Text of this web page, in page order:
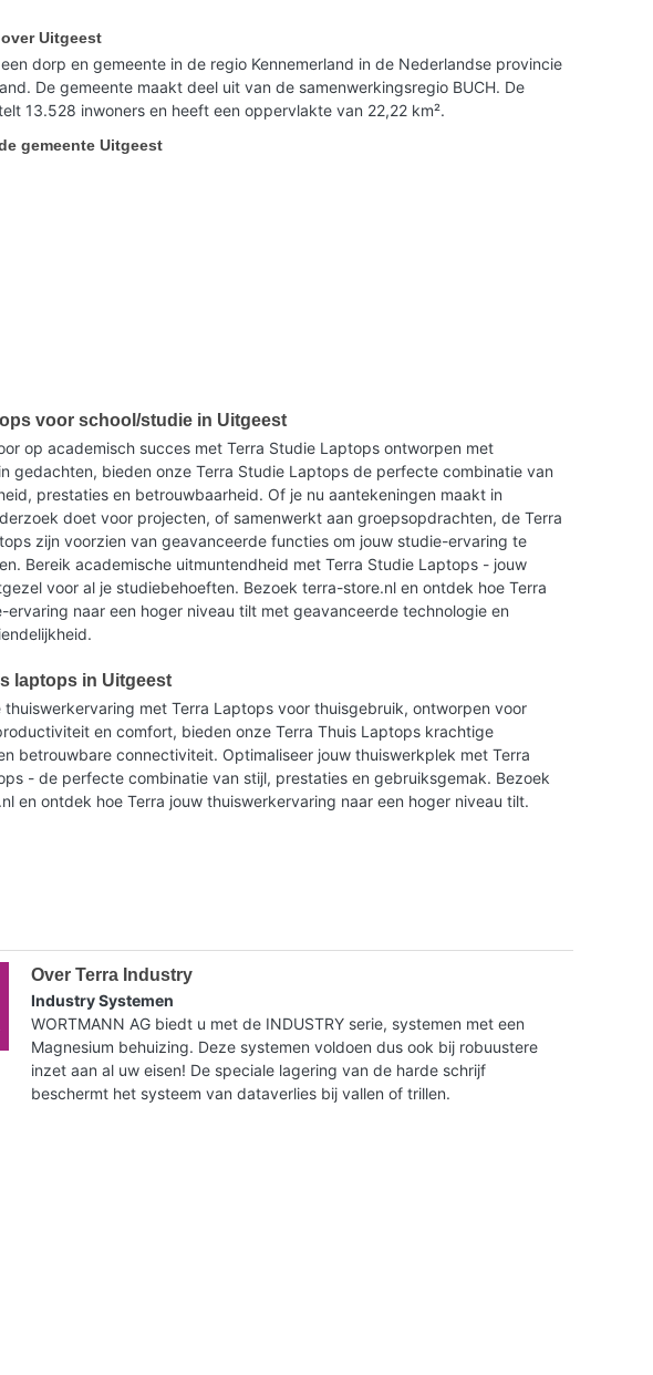
Uitgeest
dorp en gemeente in de regio Kennemerland in de Nederlandse provincie
De gemeente maakt deel uit van de samenwerkingsregio BUCH. De
13.528 inwoners en heeft een oppervlakte van 22,22 km².
gemeente Uitgeest
voor school/studie in Uitgeest
op academisch succes met Terra Studie Laptops ontworpen met
gedachten, bieden onze Terra Studie Laptops de perfecte combinatie van
prestaties en betrouwbaarheid. Of je nu aantekeningen maakt in
doet voor projecten, of samenwerkt aan groepsopdrachten, de Terra
zijn voorzien van geavanceerde functies om jouw studie-ervaring te
Bereik academische uitmuntendheid met Terra Studie Laptops - jouw
voor al je studiebehoeften. Bezoek terra-store.nl en ontdek hoe Terra
ervaring naar een hoger niveau tilt met geavanceerde technologie en
laptops in Uitgeest
thuiswerkervaring met Terra Laptops voor thuisgebruik, ontworpen voor
en comfort, bieden onze Terra Thuis Laptops krachtige
betrouwbare connectiviteit. Optimaliseer jouw thuiswerkplek met Terra
- de perfecte combinatie van stijl, prestaties en gebruiksgemak. Bezoek
en ontdek hoe Terra jouw thuiswerkervaring naar een hoger niveau tilt.
Over Terra Industry
Industry Systemen
WORTMANN AG biedt u met de INDUSTRY serie, systemen met een
Magnesium behuizing. Deze systemen voldoen dus ook bij robuustere
inzet aan al uw eisen! De speciale lagering van de harde schrijf
beschermt het systeem van dataverlies bij vallen of trillen.